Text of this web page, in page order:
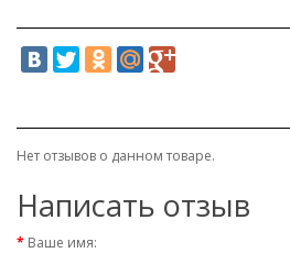
Нет отзывов о данном товаре.
Написать отзыв
Ваше имя: